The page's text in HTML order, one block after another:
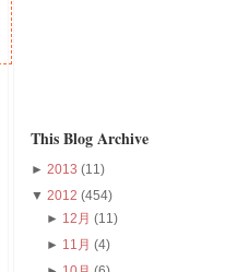
This Blog Archive
► 2013 (11)
▼ 2012 (454)
► 12月(11)
► 11月(4)